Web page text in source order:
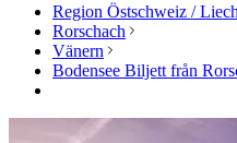
Region Östschweiz /
Rorschach
Vänern
Bodensee Biljett från